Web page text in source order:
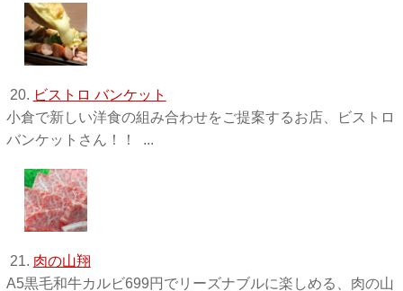
20. ビストロ バンケット
小倉で新しい洋食の組み合わせをご提案するお店、ビストロ
バンケットさん！！ ...
21. 肉の山翔
A5黒毛和牛カルビ699円でリーズナブルに楽しめる、肉の山